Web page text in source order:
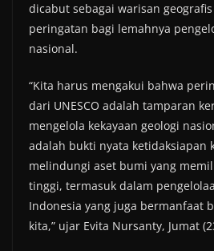
dicabut sebagai warisan
peringatan bagi lemahnya
nasional.
“Kita harus mengakui bahwa
dari UNESCO adalah tamparan
mengelola kekayaan geologi
adalah bukti nyata ketidaksiapan
melindungi aset bumi yang
tinggi, termasuk dalam
Indonesia yang juga bermanfaat
kita,” ujar Evita Nursanty, Jumat